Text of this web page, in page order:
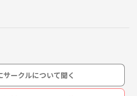
と仲良くなれればと思ってサークルを作
をめざしつつみんなで仲良くなりましょ
ひみんなで飲み会などに行って感想戦をし
サークルについて聞く